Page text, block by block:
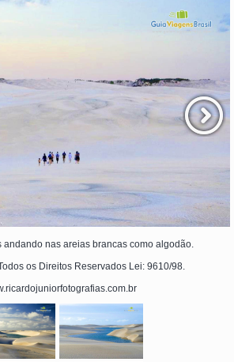
andando nas areias brancas como algodão.
os Direitos Reservados Lei: 9610/98.